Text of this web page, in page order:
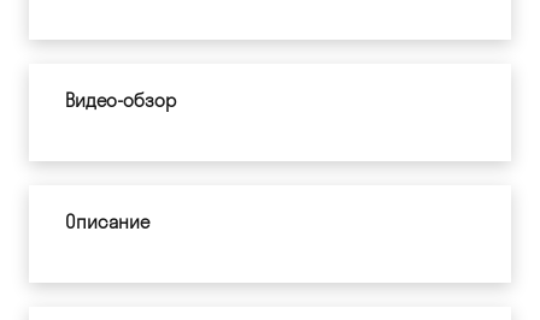
Видео-обзор
Описание